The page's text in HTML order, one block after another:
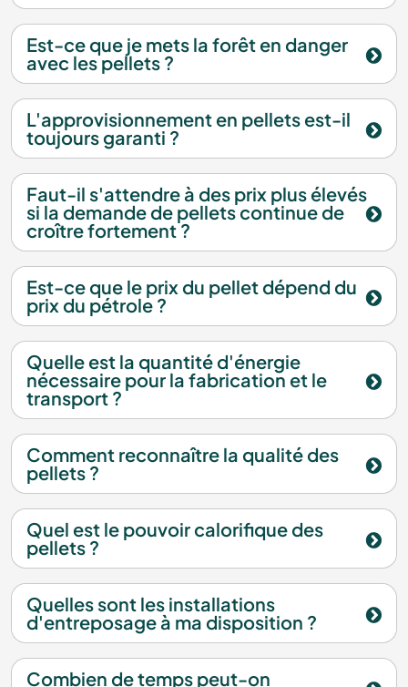
Est-ce que je mets la forêt en danger
avec les pellets ?
L'approvisionnement en pellets est-il
toujours garanti ?
Faut-il s'attendre à des prix plus élevés
si la demande de pellets continue de
croître fortement ?
Est-ce que le prix du pellet dépend du
prix du pétrole ?
Quelle est la quantité d'énergie
nécessaire pour la fabrication et le
transport ?
Comment reconnaître la qualité des
pellets ?
Quel est le pouvoir calorifique des
pellets ?
Quelles sont les installations
d'entreposage à ma disposition ?
Combien de temps peut-on